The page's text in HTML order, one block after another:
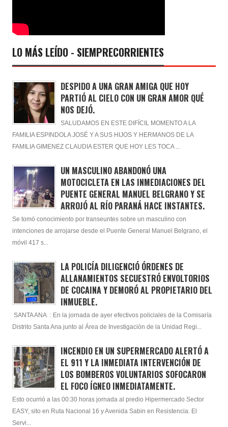
LO MÁS LEÍDO - SIEMPRECORRIENTES
DESPIDO A UNA GRAN AMIGA QUE HOY
PARTIÓ AL CIELO CON UN GRAN AMOR QUÉ
NOS DEJÓ.
SALUDAMOS EN ESTE DIFÍCIL MOMENTO A LA
FAMILIA ESPINDOLA JOSÉ Y A SUS HIJOS Y HERMANOS DE LA
FAMILIA GIMENEZ CLAUDIA ESTER QUE HOY LES TOCA ...
UN MASCULINO ABANDONÓ UNA
MOTOCICLETA EN LAS INMEDIACIONES DEL
PUENTE GENERAL MANUEL BELGRANO Y SE
ARROJÓ AL RÍO PARANÁ HACE INSTANTES.
Se tomó conocimiento por transeuntes sobre un masculino con
intenciones de arrojarse desde el Puente General Manuel Belgrano, el
móvil 417 s...
LA POLICÍA DILIGENCIÓ ÓRDENES DE
ALLANAMIENTOS SECUESTRÓ ENVOLTORIOS
DE COCAINA Y DEMORÓ AL PROPIETARIO DEL
INMUEBLE.
SANTA ANA : En la jornada de ayer efectivos policiales de la Comisaría
Distrito Santa Ana junto al Área de Investigación de la Unidad Regi...
INCENDIO EN UN SUPERMERCADO ALERTÓ A
EL 911 Y LA INMEDIATA INTERVENCIÓN DE
LOS BOMBEROS VOLUNTARIOS SOFOCARON
EL FOCO ÍGNEO INMEDIATAMENTE.
Esto ocurrió a las 00:30 horas jornada al predio Hipermercado Sector
EASY, sito en Ruta Nacional 16 y Avenida Sabin en Resistencia. El
Servi...